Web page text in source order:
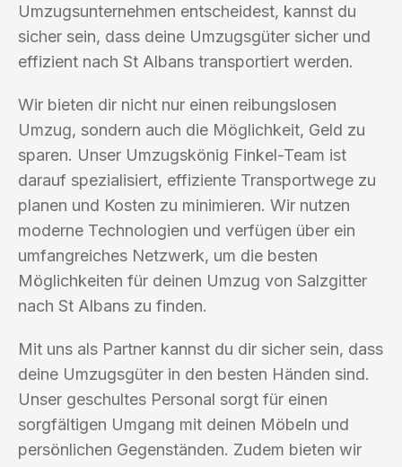
Umzugsunternehmen entscheidest, kannst du
sicher sein, dass deine Umzugsgüter sicher und
effizient nach St Albans transportiert werden.
Wir bieten dir nicht nur einen reibungslosen
Umzug, sondern auch die Möglichkeit, Geld zu
sparen. Unser Umzugskönig Finkel-Team ist
darauf spezialisiert, effiziente Transportwege zu
planen und Kosten zu minimieren. Wir nutzen
moderne Technologien und verfügen über ein
umfangreiches Netzwerk, um die besten
Möglichkeiten für deinen Umzug von Salzgitter
nach St Albans zu finden.
Mit uns als Partner kannst du dir sicher sein, dass
deine Umzugsgüter in den besten Händen sind.
Unser geschultes Personal sorgt für einen
sorgfältigen Umgang mit deinen Möbeln und
persönlichen Gegenständen. Zudem bieten wir